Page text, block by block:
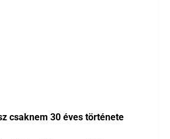
csaknem 30 éves története